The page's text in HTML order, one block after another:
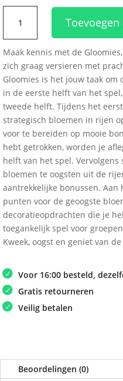
was:
€
aantal
Maak kennis met de
zich graag versieren met
Gloomies is het jouw taak om
in de eerste helft van het
tweede helft. Tijdens het
strategisch bloemen in rijen
voor te bereiden op mooie
hebt getrokken, worden je
helft van het spel.
bloemen te oogsten uit de
aantrekkelijke bonussen.
punten voor de geoogste
decoratieopdrachten die je
toegankelijk spel voor
Kweek, oogst en geniet van
Voor 16:00 besteld,
Gratis retourneren
Veilig betalen
Beoordelingen (0)